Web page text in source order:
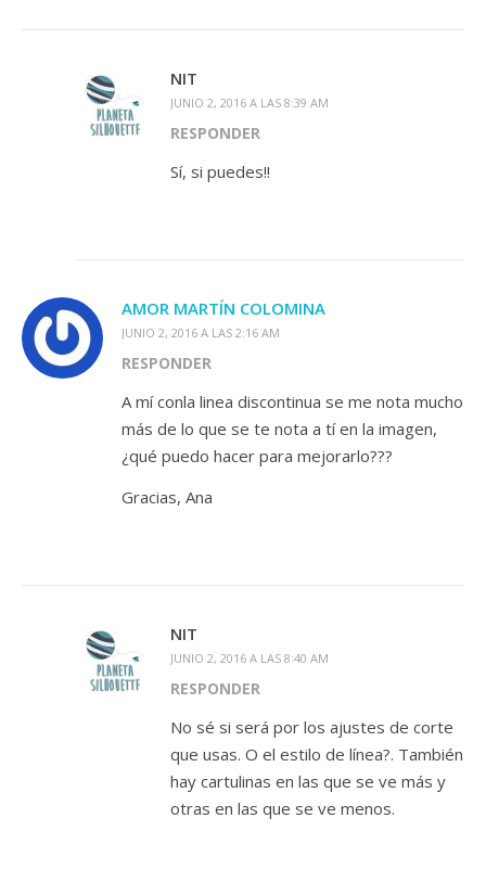
NIT
JUNIO 2, 2016 A LAS 8:39 AM
RESPONDER
Sí, si puedes!!
AMOR MARTÍN COLOMINA
JUNIO 2, 2016 A LAS 2:16 AM
RESPONDER
A mí conla linea discontinua se me nota mucho
más de lo que se te nota a tí en la imagen,
¿qué puedo hacer para mejorarlo???
Gracias, Ana
NIT
JUNIO 2, 2016 A LAS 8:40 AM
RESPONDER
No sé si será por los ajustes de corte
que usas. O el estilo de línea?. También
hay cartulinas en las que se ve más y
otras en las que se ve menos.